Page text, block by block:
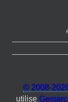
© 2008-
utilise